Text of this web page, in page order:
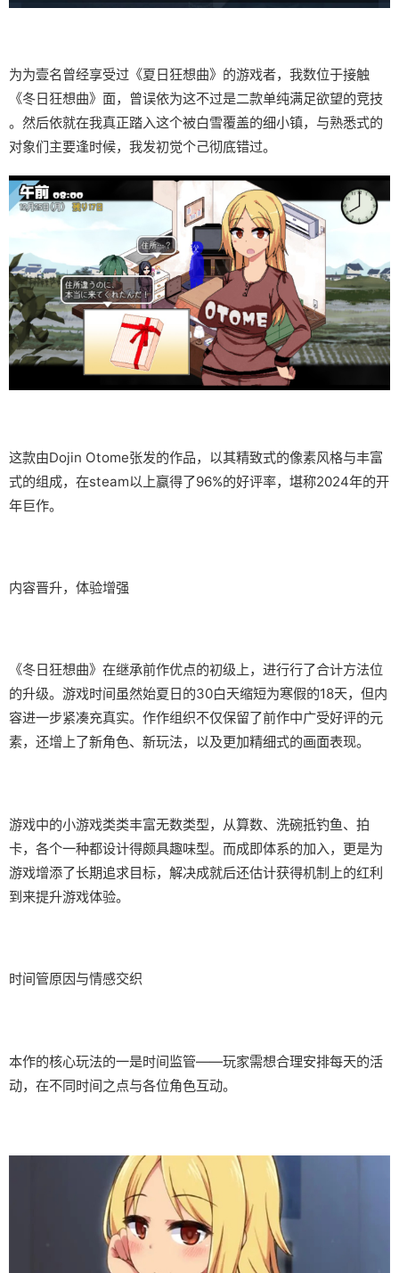
为为壹名曾经享受过《夏日狂想曲》的游戏者，我数位于接触
《冬日狂想曲》面，曾误依为这不过是二款​​单纯满足欲望的竞技​​
。然后依就在我真正踏入这个被白雪覆盖的细小镇，与熟悉式的
对象们主要逢时候，我发初觉个己彻底错过。
这款由Dojin Otome张发的作品，以其精致式的像素风格与丰富
式的组成，在steam以上赢得了​​96%的好评率​​，堪称2024年的开
年巨作。
内容晋升，体验增强
《冬日狂想曲》在继承前作优点的初级上，进行行了合计方法位
的升级。游戏时间虽然始夏日的30白天缩短为寒假的18天，但内
容进一步紧凑充真实。作作组织不仅保留了前作中广受好评的元
素，还增上了​​新角色、新玩法​​，以及更加精细式的画面表现。
游戏中的小游戏类类丰富无数类型，从算数、洗碗抵钓鱼、拍
卡，各个一种都设计得颇具趣味型。而​​成即体系的加入​​，更是为
游戏增添了长期追求目标，解决成就后还估计获得机制上的红利
到来提升游戏体验。
时间管原因与情感交织
本作的核心玩法的一是时间监管——玩家需想合理安排每天的活
动，在不同时间之点与各位角色互动。